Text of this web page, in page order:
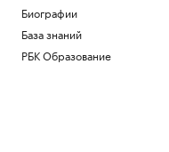
Биографии
База знаний
РБК Образование